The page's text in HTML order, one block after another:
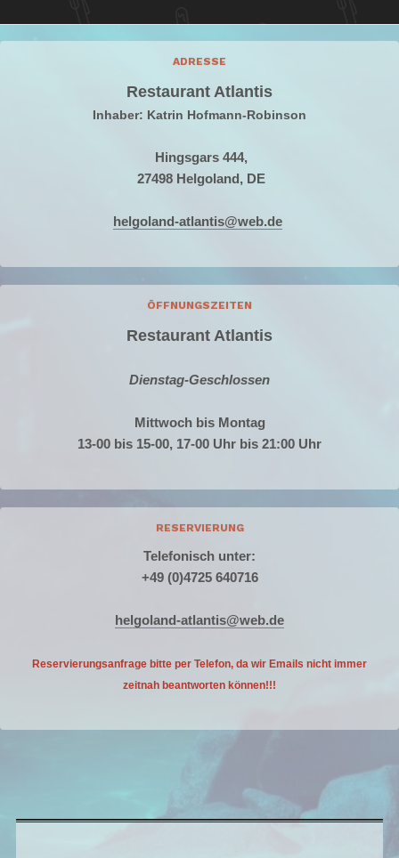
ADRESSE
Restaurant Atlantis
Inhaber: Katrin Hofmann-Robinson
Hingsgars 444,
27498 Helgoland, DE
helgoland-atlantis@web.de
ÖFFNUNGSZEITEN
Restaurant Atlantis
Dienstag-Geschlossen
Mittwoch bis Montag
13-00 bis 15-00, 17-00 Uhr bis 21:00 Uhr
RESERVIERUNG
Telefonisch unter:
+49 (0)4725 640716
helgoland-atlantis@web.de
Reservierungsanfrage bitte per Telefon, da wir Emails nicht immer
zeitnah beantworten können!!!